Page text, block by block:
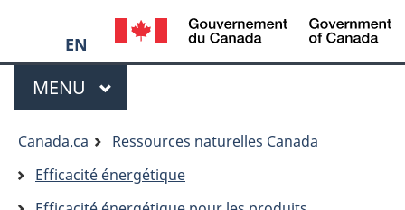
Language
selection
EN
Menu
MENU PRINCIPAL
Vous
êtes
Canada.ca
Ressources naturelles Canada
Efficacité énergétique